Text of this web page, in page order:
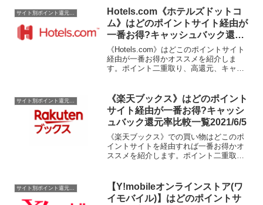
サイト別ポイント還元率一覧
Hotels.com《ホテルズドットコ
ム》はどのポイントサイト経由が
一番お得?キャッシュバック還元
率比較一覧2020/4/19
《Hotels.com》はどこのポイントサイト
経由が一番お得かオススメを紹介しま
す。ポイント二重取り、高還元、キャッ
《楽天ブックス》はどのポイント
サイト経由が一番お得?キャッシ
ュバック還元率比較一覧2021/6/5
《楽天ブックス》での買い物はどこのポ
イントサイトを経由すれば一番お得かオ
ススメを紹介します。ポイント二重取
【Y!mobileオンラインストア(ワ
イモバイル)】はどのポイントサ